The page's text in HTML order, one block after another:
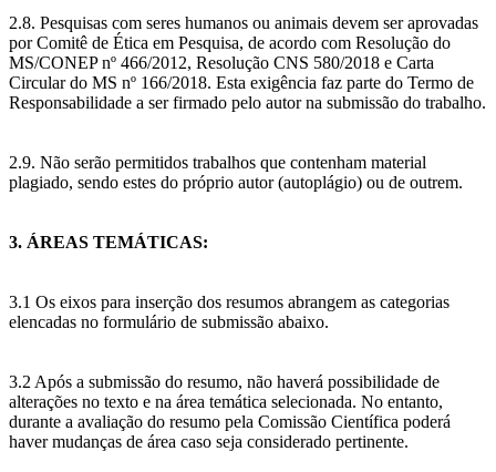
2.8. Pesquisas com seres humanos ou animais devem ser aprovadas
por Comitê de Ética em Pesquisa, de acordo com Resolução do
MS/CONEP nº 466/2012, Resolução CNS 580/2018 e Carta
Circular do MS nº 166/2018. Esta exigência faz parte do Termo de
Responsabilidade a ser firmado pelo autor na submissão do trabalho.
2.9. Não serão permitidos trabalhos que contenham material
plagiado, sendo estes do próprio autor (autoplágio) ou de outrem.
3. ÁREAS TEMÁTICAS:
3.1 Os eixos para inserção dos resumos abrangem as categorias
elencadas no formulário de submissão abaixo.
3.2 Após a submissão do resumo, não haverá possibilidade de
alterações no texto e na área temática selecionada. No entanto,
durante a avaliação do resumo pela Comissão Científica poderá
haver mudanças de área caso seja considerado pertinente.